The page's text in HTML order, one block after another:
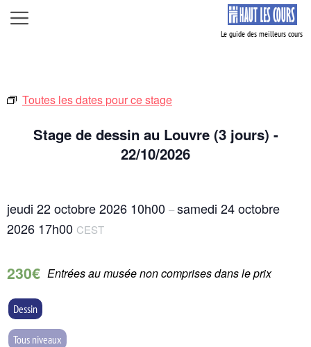
Aller
au
Menu
Toutes les dates pour ce stage
Stage de dessin au Louvre (3 jours) -
22/10/2026
jeudi 22 octobre 2026 10h00 –samedi 24 octobre
2026 17h00 CEST
230€ Entrées au musée non comprises dans le prix
Dessin
Tous niveaux